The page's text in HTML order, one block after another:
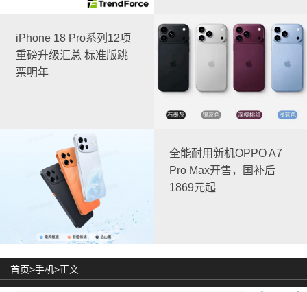
iPhone 18 Pro系列12项
重磅升级汇总 标准版跳
票明年
全能耐用新机OPPO A7
Pro Max开售，国补后
1869元起
首页>手机>正文